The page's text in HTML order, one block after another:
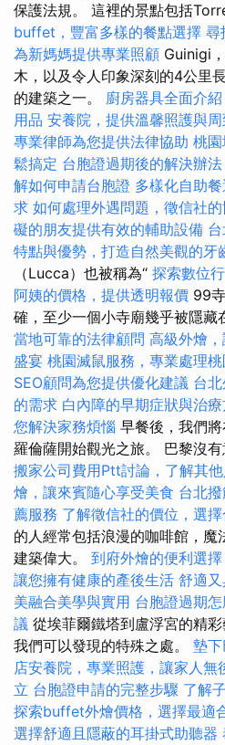
保護法規。 這裡的景點包括
buffet，豐富多樣的餐點選擇 尋
為新媽媽提供專業照顧 Guinigi
木，以及令人印象深刻的4公里
的建築之一。 廚房器具全面介
用品 安養院，提供溫馨照護與
專業律師為您提供法律協助 桃
鬆搞定 台胞證過期後的解決辦法
解如何申請台胞證 多樣化自助
求 如何處理外遇問題，徵信社的
礙的朋友提供有效的輔助設備
特點與優勢，打造自然美觀的牙
（Lucca）也被稱為“ 探索數位
阿姨的價格，提供透明報價 99
確，至少一個小寺廟幾乎被隱藏
當地可靠的法律顧問 高級外燴
盛宴 桃園滅鼠服務，專業處理
SEO顧問為您提供優化建議 台
的需求 白內障的早期症狀與治
您解決家務煩惱 早餐後，我們
羅倫薩開始觀光之旅。 巴黎沒有
搬家公司費用Ptt討論，了解其
燴，讓來賓隨心享受美食 台北
薦服務 了解徵信社的價位，選
的人經常包括浪漫的咖啡館，魔
建築偉大。 到府外燴的便利選擇
讓您擁有健康的產後生活 舒適
美融合美學與實用 台胞證過期
議 從埃菲爾鐵塔到盧浮宮的精
我們可以發現的特殊之處。 墊
店安養院，專業照護，讓家人無
立 台胞證申請的完整步驟 了解
探索buffet外燴價格，選擇最適
選擇舒適且隱蔽的耳掛式助聽器